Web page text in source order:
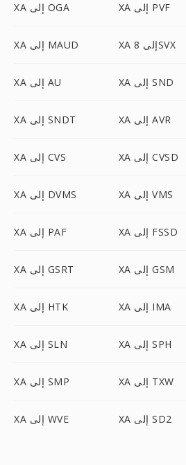
XA إلى OGA XA إلى PVF
XA إلى MAUD XA إلى 8SVX
XA إلى AU XA إلى SND
XA إلى SNDT XA إلى AVR
XA إلى CVS XA إلى CVSD
XA إلى DVMS XA إلى VMS
XA إلى PAF XA إلى FSSD
XA إلى GSRT XA إلى GSM
XA إلى HTK XA إلى IMA
XA إلى SLN XA إلى SPH
XA إلى SMP XA إلى TXW
XA إلى WVE XA إلى SD2